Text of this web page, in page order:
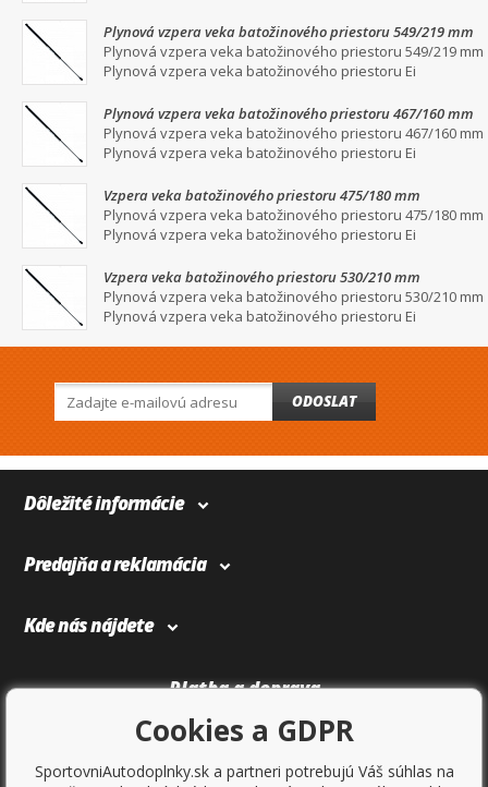
Plynová vzpera veka batožinového priestoru 549/219 mm
Plynová vzpera veka batožinového priestoru 549/219 mm
Plynová vzpera veka batožinového priestoru Ei
Plynová vzpera veka batožinového priestoru 467/160 mm
Plynová vzpera veka batožinového priestoru 467/160 mm
Plynová vzpera veka batožinového priestoru Ei
Vzpera veka batožinového priestoru 475/180 mm
Plynová vzpera veka batožinového priestoru 475/180 mm
Plynová vzpera veka batožinového priestoru Ei
Vzpera veka batožinového priestoru 530/210 mm
Plynová vzpera veka batožinového priestoru 530/210 mm
Plynová vzpera veka batožinového priestoru Ei
ODOSLAT
Dôležité informácie
Predajňa a reklamácia
Kde nás nájdete
Platba a doprava
Cookies a GDPR
SportovniAutodoplnky.sk a partneri potrebujú Váš súhlas na